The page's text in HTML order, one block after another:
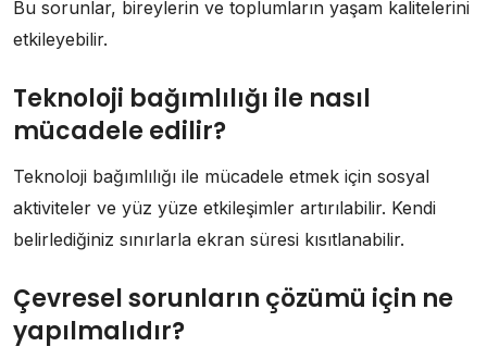
Bu sorunlar, bireylerin ve toplumların yaşam kalitelerini
etkileyebilir.
Teknoloji bağımlılığı ile nasıl
mücadele edilir?
Teknoloji bağımlılığı ile mücadele etmek için sosyal
aktiviteler ve yüz yüze etkileşimler artırılabilir. Kendi
belirlediğiniz sınırlarla ekran süresi kısıtlanabilir.
Çevresel sorunların çözümü için ne
yapılmalıdır?